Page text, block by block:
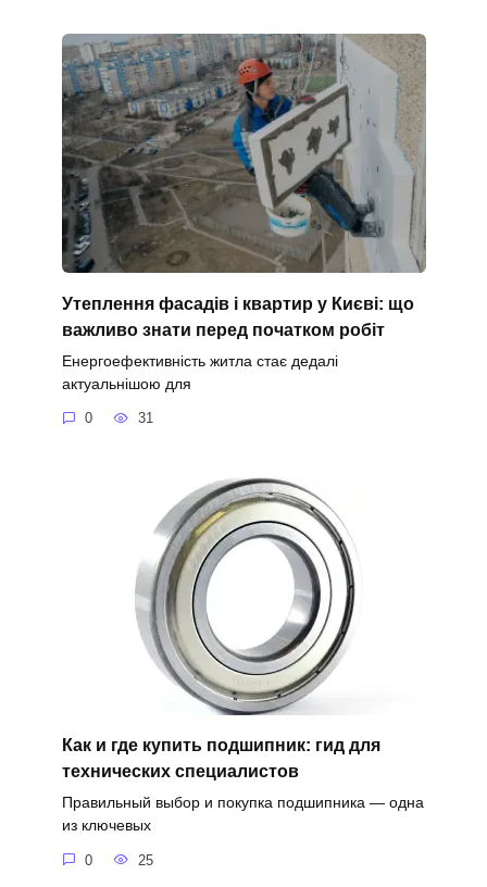
Утеплення фасадів і квартир у Києві: що
важливо знати перед початком робіт
Енергоефективність житла стає дедалі
актуальнішою для
0 31
Как и где купить подшипник: гид для
технических специалистов
Правильный выбор и покупка подшипника — одна
из ключевых
0 25